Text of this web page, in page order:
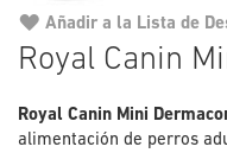
Royal Canin
Royal Canin Mini
alimentación de perros
Añadir a la Lista de